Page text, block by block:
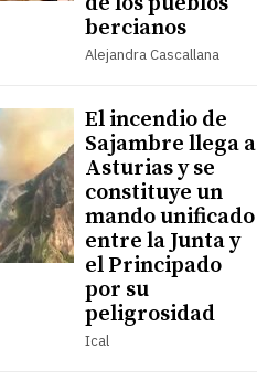
bercianos
Alejandra Cascallana
El incendio de
Sajambre llega a
Asturias y se
constituye un
mando unificado
entre la Junta y
el Principado
por su
peligrosidad
Ical